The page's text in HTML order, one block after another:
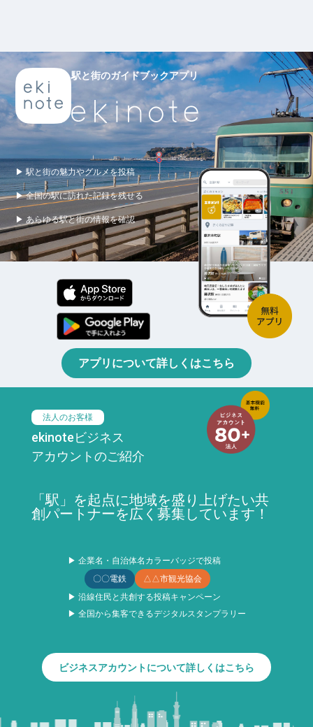
駅と街のガイドブックアプリ
▶ 駅と街の魅力やグルメを投稿
▶ 全国の駅に訪れた記録を残せる
▶ あらゆる駅と街の情報を確認
アプリについて詳しくはこちら
法人のお客様
ekinoteビジネス
アカウントのご紹介
「駅」を起点に地域を盛り上げたい共
創パートナーを広く募集しています！
▶ 企業名・自治体名カラーバッジで投稿
〇〇電鉄
△△市観光協会
▶ 沿線住民と共創する投稿キャンペーン
▶ 全国から集客できるデジタルスタンプラリー
ビジネスアカウントについて詳しくはこちら